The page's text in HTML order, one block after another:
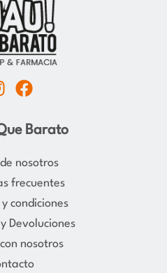
F
c
e
b
o
k
Barato
nosotros
frecuentes
condiciones
Devoluciones
nosotros